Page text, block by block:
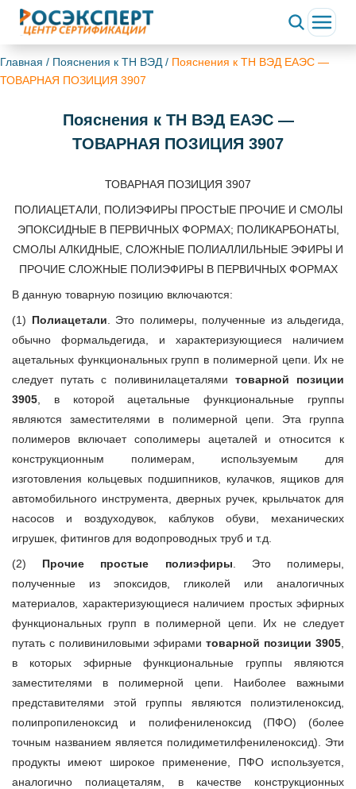
Главная / Пояснения к ТН ВЭД / Пояснения к ТН ВЭД ЕАЭС —
ТОВАРНАЯ ПОЗИЦИЯ 3907
Пояснения к ТН ВЭД ЕАЭС —
ТОВАРНАЯ ПОЗИЦИЯ 3907
ТОВАРНАЯ ПОЗИЦИЯ 3907
ПОЛИАЦЕТАЛИ, ПОЛИЭФИРЫ ПРОСТЫЕ ПРОЧИЕ И СМОЛЫ
ЭПОКСИДНЫЕ В ПЕРВИЧНЫХ ФОРМАХ; ПОЛИКАРБОНАТЫ,
СМОЛЫ АЛКИДНЫЕ, СЛОЖНЫЕ ПОЛИАЛЛИЛЬНЫЕ ЭФИРЫ И
ПРОЧИЕ СЛОЖНЫЕ ПОЛИЭФИРЫ В ПЕРВИЧНЫХ ФОРМАХ
В данную товарную позицию включаются:
(1) Полиацетали . Это полимеры, полученные из альдегида,
обычно формальдегида, и характеризующиеся наличием
ацетальных функциональных групп в полимерной цепи. Их не
следует путать с поливинилацеталями товарной позиции
3905 , в которой ацетальные функциональные группы
являются заместителями в полимерной цепи. Эта группа
полимеров включает сополимеры ацеталей и относится к
конструкционным полимерам, используемым для
изготовления кольцевых подшипников, кулачков, ящиков для
автомобильного инструмента, дверных ручек, крыльчаток для
насосов и воздуходувок, каблуков обуви, механических
игрушек, фитингов для водопроводных труб и т.д.
(2) Прочие простые полиэфиры . Это полимеры,
полученные из эпоксидов, гликолей или аналогичных
материалов, характеризующиеся наличием простых эфирных
функциональных групп в полимерной цепи. Их не следует
путать с поливиниловыми эфирами товарной позиции 3905
в которых эфирные функциональные группы являются
заместителями в полимерной цепи. Наиболее важными
представителями этой группы являются полиэтиленоксид,
полипропиленоксид и полифениленоксид (ПФО) (более
точным названием является полидиметилфениленоксид). Эти
продукты имеют широкое применение, ПФО используется,
аналогично полиацеталям, в качестве конструкционных